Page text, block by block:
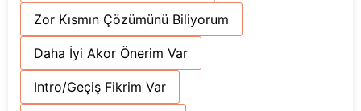
Zor Kısmın Çözümünü Biliyorum
Daha İyi Akor Önerim Var
Intro/Geçiş Fikrim Var